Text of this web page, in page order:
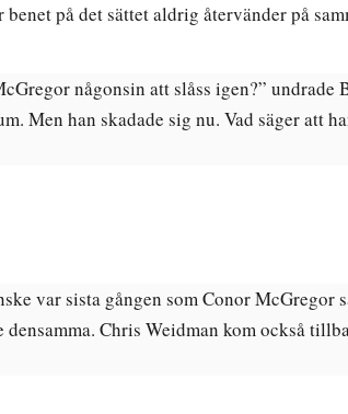
på det sättet aldrig återvänder på
någonsin att slåss igen?”
Men han skadade sig nu. Vad säger att
var sista gången som Conor
Chris Weidman kom också